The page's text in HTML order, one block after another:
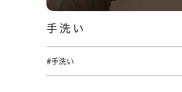
手洗い
#手洗い